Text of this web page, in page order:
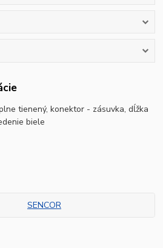
tienený, konektor - zásuvka, dĺžka
biele
SENCOR